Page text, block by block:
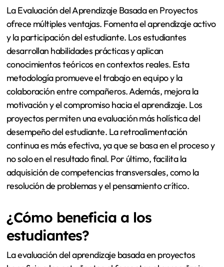
La Evaluación del Aprendizaje Basada en Proyectos
ofrece múltiples ventajas. Fomenta el aprendizaje activo
y la participación del estudiante. Los estudiantes
desarrollan habilidades prácticas y aplican
conocimientos teóricos en contextos reales. Esta
metodología promueve el trabajo en equipo y la
colaboración entre compañeros. Además, mejora la
motivación y el compromiso hacia el aprendizaje. Los
proyectos permiten una evaluación más holística del
desempeño del estudiante. La retroalimentación
continua es más efectiva, ya que se basa en el proceso y
no solo en el resultado final. Por último, facilita la
adquisición de competencias transversales, como la
resolución de problemas y el pensamiento crítico.
¿Cómo beneficia a los
estudiantes?
La evaluación del aprendizaje basada en proyectos